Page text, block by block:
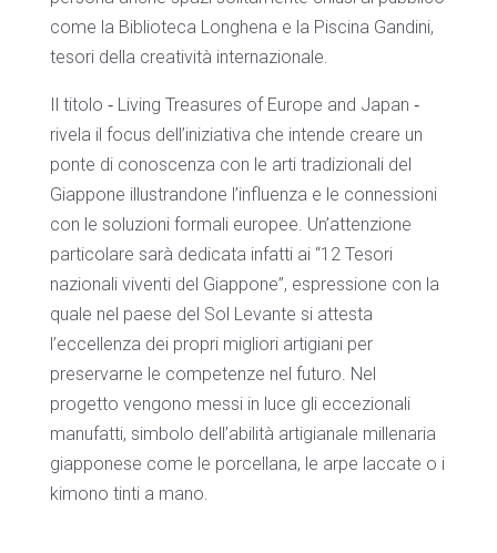
come la Biblioteca Longhena e la Piscina Gandini,
tesori della creatività internazionale.
Il titolo ‐ Living Treasures of Europe and Japan ‐
rivela il focus dell’iniziativa che intende creare un
ponte di conoscenza con le arti tradizionali del
Giappone illustrandone l’influenza e le connessioni
con le soluzioni formali europee. Un’attenzione
particolare sarà dedicata infatti ai “12 Tesori
nazionali viventi del Giappone”, espressione con la
quale nel paese del Sol Levante si attesta
l’eccellenza dei propri migliori artigiani per
preservarne le competenze nel futuro. Nel
progetto vengono messi in luce gli eccezionali
manufatti, simbolo dell’abilità artigianale millenaria
giapponese come le porcellana, le arpe laccate o i
kimono tinti a mano.